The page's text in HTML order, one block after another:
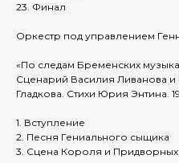
23. Финал
Оркестр под управлением
«По следам Бременских
Сценарий Василия Ливанова
Гладкова. Стихи Юрия Энтина.
1. Вступление
2. Песня Гениального сыщика
3. Сцена Короля и Придворных